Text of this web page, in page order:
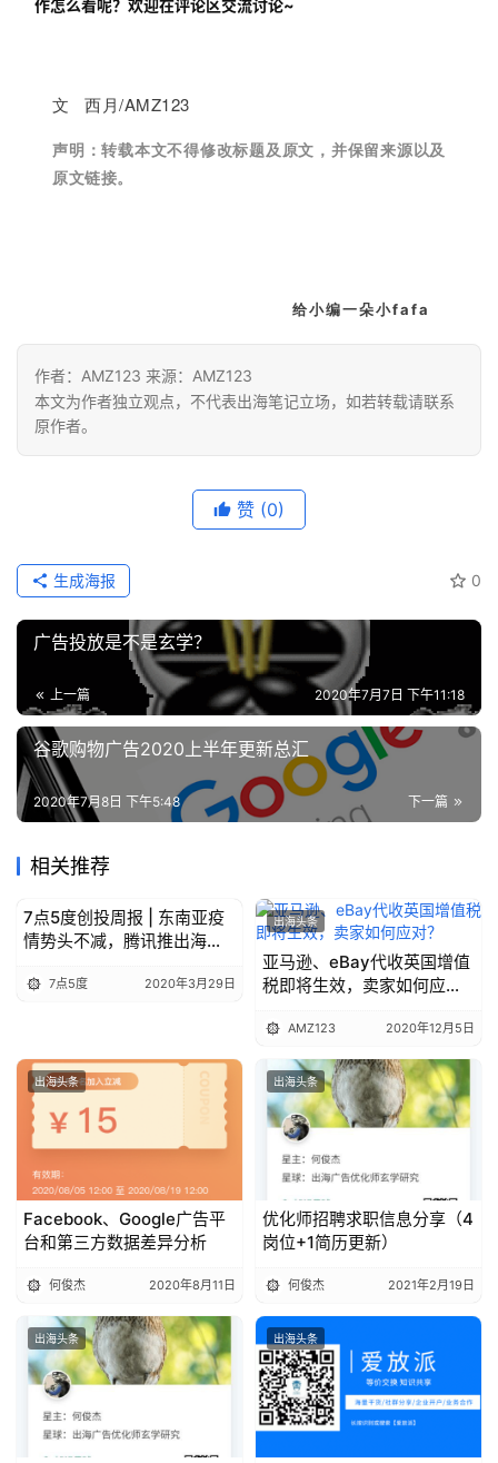
作怎么看呢？欢迎在评论区交流讨论~
文 西月/AMZ123
声明：转载本文不得修改标题及原文，并保留来源以及
原文链接。
给小编一朵小fafa
作者：AMZ123 来源：AMZ123
本文为作者独立观点，不代表出海笔记立场，如若转载请联系
原作者。
赞 (0)
0
生成海报
广告投放是不是玄学？
上一篇 2020年7月7日 下午11:18
谷歌购物广告2020上半年更新总汇
下一篇
2020年7月8日 下午5:48
相关推荐
出海头条
7点5度创投周报 | 东南亚疫
情势头不减，腾讯推出海外
献25%的年薪补贴网约车司
7点5度 2020年3月29日
出海头条
亚马逊、eBay代收英国增值
税即将生效，卖家如何应
AMZ123 2020年12月5日
出海头条
Facebook、Google广告平
台和第三方数据差异分析
何俊杰 2020年8月11日
出海头条
优化师招聘求职信息分享（4
岗位+1简历更新）
何俊杰 2021年2月19日
出海头条 出海头条